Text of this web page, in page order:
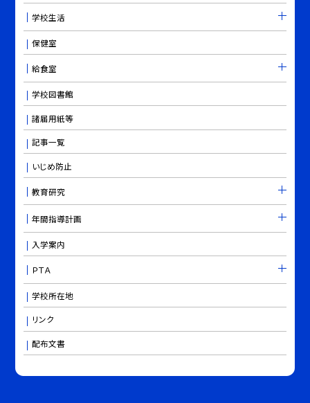
学校生活
保健室
給食室
学校図書館
諸届用紙等
記事一覧
いじめ防止
教育研究
年間指導計画
入学案内
ＰＴＡ
学校所在地
リンク
配布文書